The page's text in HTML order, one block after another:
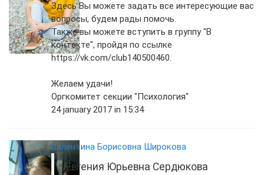
Здесь Вы можете задать все интересующие вас
вопросы, будем рады помочь.
Также вы можете вступить в группу "В
контакте", пройдя по ссылке
https://vk.com/club140500460.
Желаем удачи!
Оргкомитет секции "Психология"
24 january 2017 in 15:34
Валентина Борисовна Широкова
Евгения Юрьевна Сердюкова